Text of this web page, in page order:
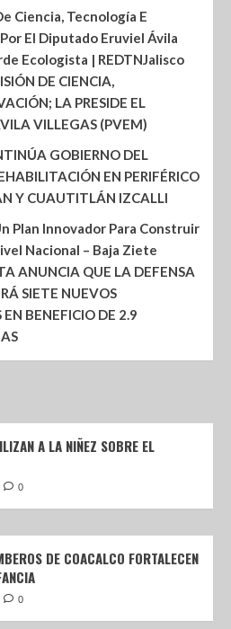
Ciencia, Tecnología E
El Diputado Eruviel Ávila
Ecologista | REDTNJalisco
DE CIENCIA,
LA PRESIDE EL
VILLEGAS (PVEM)
GOBIERNO DEL
EN PERIFÉRICO
Y CUAUTITLÁN IZCALLI
Plan Innovador Para Construir
Nacional – Baja Ziete
ANUNCIA QUE LA DEFENSA
SIETE NUEVOS
EN BENEFICIO DE 2.9
A LA NIÑEZ SOBRE EL
0
DE COACALCO FORTALECEN
0